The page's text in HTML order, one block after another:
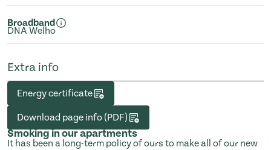
Broadband
DNA Welho
Extra info
Energy certificate
Download page info (PDF)
Smoking in our apartments
It has been a long-term policy of ours to make all of our new